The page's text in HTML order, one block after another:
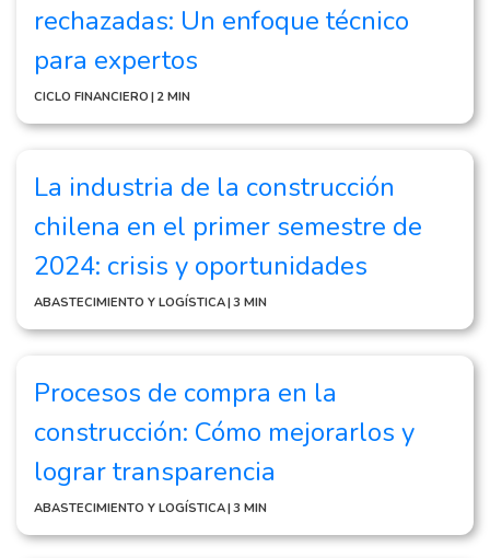
rechazadas: Un enfoque técnico
para expertos
CICLO FINANCIERO | 2 MIN
La industria de la construcción
chilena en el primer semestre de
2024: crisis y oportunidades
ABASTECIMIENTO Y LOGÍSTICA| 3 MIN
Procesos de compra en la
construcción: Cómo mejorarlos y
lograr transparencia
ABASTECIMIENTO Y LOGÍSTICA| 3 MIN